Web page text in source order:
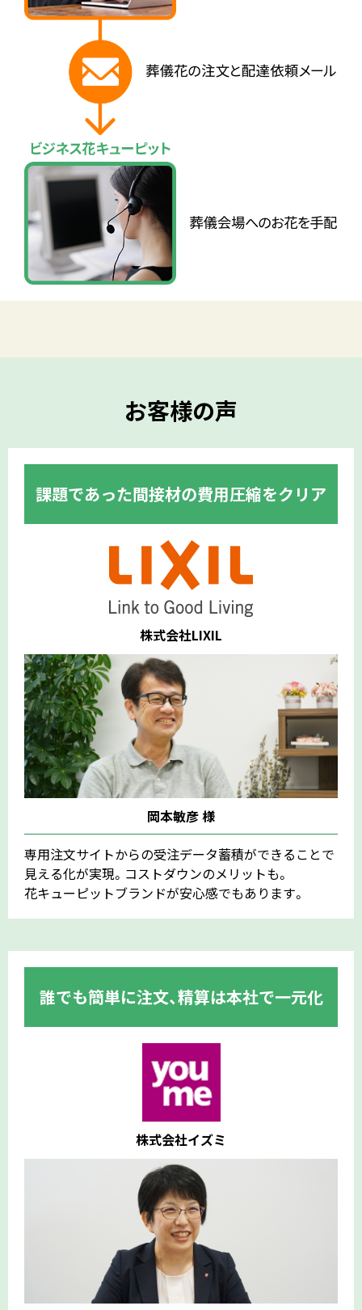
お客様の声
課題であった間接材の費用圧縮をクリア
株式会社LIXIL
岡本敏彦 様
専用注文サイトからの受注データ蓄積ができることで
見える化が実現。コストダウンのメリットも。
花キューピットブランドが安心感でもあります。
誰でも簡単に注文、精算は本社で一元化
株式会社イズミ